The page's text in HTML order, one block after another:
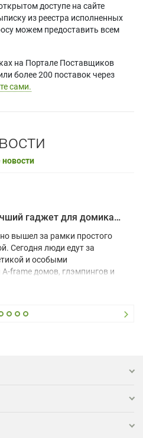
доступе на сайте
из реестра исполненных
можем предоставить всем
на Портале Поставщиков
более 200 поставок через
сами.
новости
Почему проектор – лучший гаджет для домика в глэмпинге
вышел за рамки простого
Сегодня люди едут за
и особыми
frame домов, глэмпингов и
растет, и
в соцсетях,